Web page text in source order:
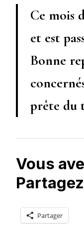
Ce mois
et est
Bonne
prête du
Vous
Partager